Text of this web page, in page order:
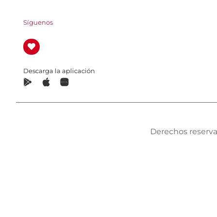
Síguenos
Descarga la aplicación
Derechos